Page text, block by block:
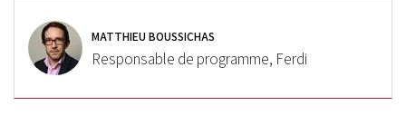
MATTHIEU BOUSSICHAS
Responsable de programme, Ferdi